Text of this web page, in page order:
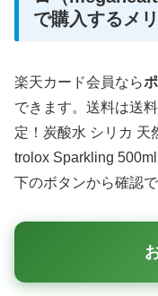
で購入するメ
楽天カード会員なら
できます。送料は送
定！炭酸水 シリカ 天
trolox Sparkling
下のボタンから確認で